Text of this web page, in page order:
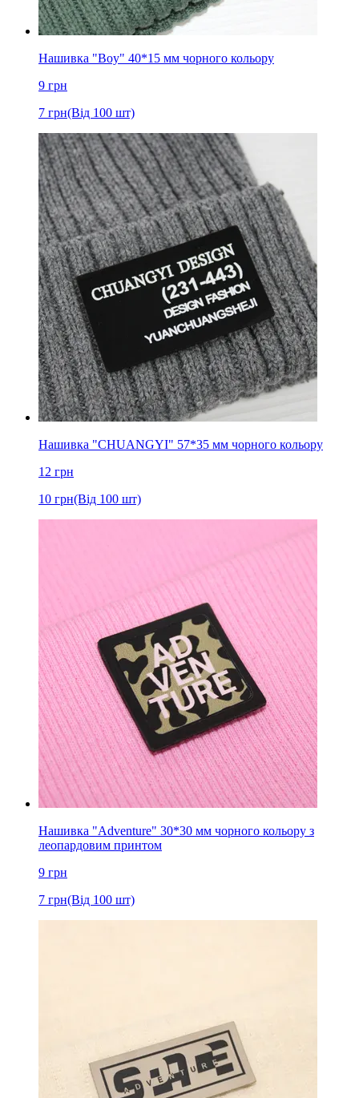
Нашивка "Boy" 40*15 мм чорного кольору
9 грн
7 грн(Від 100 шт)
Нашивка "CHUANGYI" 57*35 мм чорного кольору
12 грн
10 грн(Від 100 шт)
Нашивка "Adventure" 30*30 мм чорного кольору з
леопардовим принтом
9 грн
7 грн(Від 100 шт)